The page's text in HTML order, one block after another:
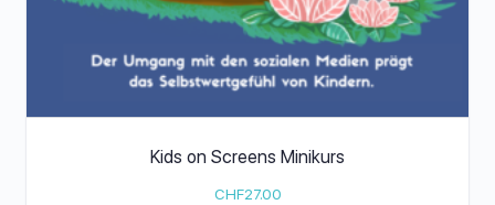
Kids on Screens Minikurs
CHF27.00